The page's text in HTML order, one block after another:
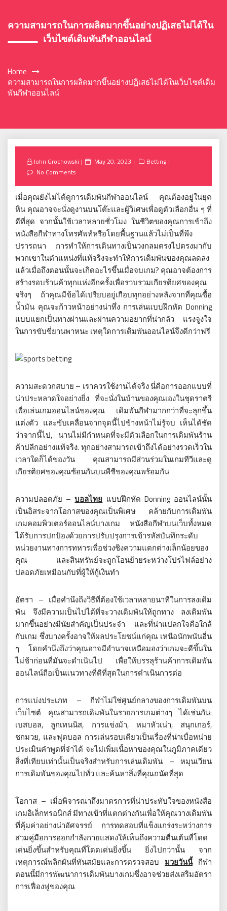
ความสามารถในการผลิตมากขึ้นอย่างปฏิเสธไม่ได้ใน
เว็บไซต์เดิมพันกีฬาออนไลน์
Home
ความสามารถในการผลิตมากขึ้นอย่างปฏิเสธไม่ได้ในเว็บไซต์เดิม
พันกีฬาออนไลน์
John Grochowski
Posted
May 20, 2023
Betting
No Comments
เมื่อคุณยังไม่ได้ดูการเดิมพันกีฬาออนไลน์ คุณต้องอยู่ในยุค
หิน คุณอาจจะนั่งดูงานบนโต๊ะและผู้วิเศษเพื่อดูตัวเลือกอื่น ๆ ที่
ดีที่สุด จากนั้นใช้เวลาหลายชั่วโมง ในชีวิตของคุณการเข้าถึง
หนังสือกีฬาทางโทรศัพท์หรือโดยพื้นฐานแล้วไม่เป็นที่พึง
ปรารถนา การทำให้การเดินทางเป็นวงกลมตรงไปตรงมากับ
พวกเขาในตำแหน่งที่แท้จริงจะทำให้การเดิมพันของคุณลดลง
แล้วเมื่อถึงตอนนั้นจะเกิดอะไรขึ้นเมื่อจบเกม? คุณอาจต้องการ
สร้างรอบร้านค้าทุกแห่งอีกครั้งเพื่อรวบรวมเกียรติยศของคุณ
จริงๆ ถ้าคุณมีข้อได้เปรียบอยู่เกือบทุกอย่างหลังจากที่คุณซื้อ
น้ำมัน คุณจะก้าวหน้าอย่างน่าทึ่ง การเล่นแบบฝึกหัด Donning
แบบแยกเป็นทางผ่านและผ่านความอยากที่น่ากลัว แรงจูงใจ
ในการขับขี่ยานพาหนะ เหตุใดการเดิมพันออนไลน์จึงดีกว่าฟรี
ความสะดวกสบาย – เราควรใช้งานได้จริง นี่คือการออกแบบที่
น่าประหลาดใจอย่างยิ่ง ที่จะนั่งในบ้านของคุณเองในชุดราตรี
เพื่อเล่นเกมออนไลน์ของคุณ เดิมพันกีฬามากกว่าที่จะลุกขึ้น
แต่งตัว และขับเคลื่อนจากจุดนี้ไปข้างหน้าไม่รู้จบ เห็นได้ชัด
ว่าจากนี้ไป, นานไม่มีกำหนดที่จะมีตัวเลือกในการเดิมพันร้าน
ค้าปลีกอย่างแท้จริง. ทุกอย่างสามารถเข้าถึงได้อย่างรวดเร็วใน
เวลาใดก็ได้ของวัน คุณสามารถมีส่วนร่วมในเกมทีวีและดู
เกียรติยศของคุณซ้อนกันบนพีซีของคุณพร้อมกัน
ความปลอดภัย –บอลไทย แบบฝึกหัด Donning ออนไลน์นั้น
เป็นอิสระจากโอกาสของคุณเป็นพิเศษ คล้ายกับการเดิมพัน
เกมคอมพิวเตอร์ออนไลน์บางเกม หนังสือกีฬาบนเว็บทั้งหมด
ได้รับการปกป้องด้วยการปรับปรุงการเข้ารหัสบันทึกระดับ
หน่วยงานทางการทหารเพื่อช่วงชิงความแตกต่างเล็กน้อยของ
คุณ และสินทรัพย์จะถูกโอนย้ายระหว่างโปรไฟล์อย่าง
ปลอดภัยเหมือนกับที่ผู้ให้กู้เงินทำ
อัตรา – เมื่อคำนึงถึงวิธีที่ต้องใช้เวลาหลายนาทีในการลงเดิม
พัน จึงมีความเป็นไปได้ที่จะวางเดิมพันให้ถูกทาง ลงเดิมพัน
มากขึ้นอย่างมีนัยสำคัญเป็นประจำ และที่น่าแปลกใจคือใกล้
กับเกม ซึ่งบางครั้งอาจให้ผลประโยชน์แก่คุณ เหนือนักพนันอื่น
ๆ โดยคำนึงถึงว่าคุณอาจมีอำนาจเหนือมองว่าเกมจะดีขึ้นใน
ไม่ช้าก่อนที่มันจะดำเนินไป เพื่อให้บรรลุร้านค้าการเดิมพัน
ออนไลน์ถือเป็นแนวทางที่ดีที่สุดในการดำเนินการต่อ
การแบ่งประเภท – กีฬาไม่ใช่ศูนย์กลางของการเดิมพันบน
เว็บไซต์ คุณสามารถเดิมพันในรายการเกมต่างๆ ได้เช่นกัน:
เบสบอล, ลูกเทนนิส, การแข่งม้า, หมาหัวเน่า, สนุกเกอร์,
ชกมวย, และฟุตบอล การเล่นรอบเดียวเป็นเรื่องที่น่าเบื่อหน่าย
ประเมินคำพูดที่จำได้ จะไม่เพิ่มเนื้อหาของคุณในภูมิภาคเดียว
สิ่งที่เทียบเท่านั้นเป็นจริงสำหรับการเล่นเดิมพัน – หมุนเวียน
การเดิมพันของคุณไปทั่ว และค้นหาสิ่งที่คุณถนัดที่สุด
โอกาส – เมื่อพิจารณาถึงมาตรการที่น่าประทับใจของหนังสือ
เกมอิเล็กทรอนิกส์ มีทางเข้าที่แตกต่างกันเพื่อให้คุณวางเดิมพัน
ที่คุ้มค่าอย่างน่าอัศจรรย์ การทดสอบที่แข็งแกร่งระหว่างการ
สวมคู่มือการออกกำลังกายแสดงให้เห็นถึงความตื่นเต้นที่โดด
เด่นยิ่งขึ้นสำหรับคุณที่โดดเด่นยิ่งขึ้น ยิ่งไปกว่านั้น จาก
เหตุการณ์พลิกผันที่ทันสมัยและการตรวจสอบ มวยวันนี้กีฬา
ตอนนี้มีการพัฒนาการเดิมพันบางเกมซึ่งอาจช่วยส่งเสริมอัตรา
การเฟื่องฟูของคุณ